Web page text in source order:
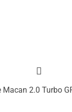
2.0 Turbo